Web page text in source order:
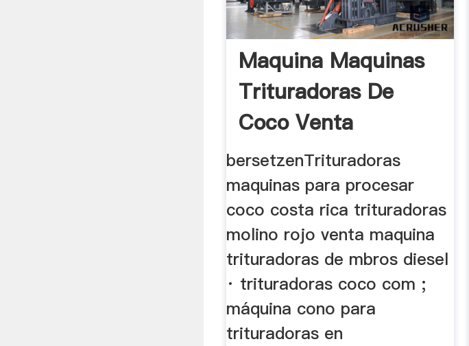
Maquina Maquinas
Trituradoras De
Coco Venta
bersetzenTrituradoras
maquinas para procesar
coco costa rica trituradoras
molino rojo venta maquina
trituradoras de mbros diesel
· trituradoras coco com ;
máquina cono para
trituradoras en